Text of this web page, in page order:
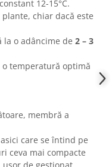
12-15°C.
chiar dacă este
la o adâncime de 2 – 3
o temperatură optimă
membră a
care se întind pe
ceva mai compacte